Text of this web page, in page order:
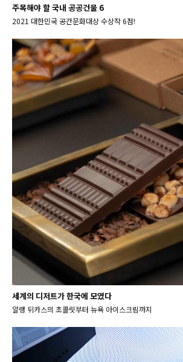
주목해야 할 국내 공공건물 6
2021 대한민국 공간문화대상 수상작 6점!
세계의 디저트가 한국에 모였다
알랭 뒤카스의 초콜릿부터 뉴욕 아이스크림까지